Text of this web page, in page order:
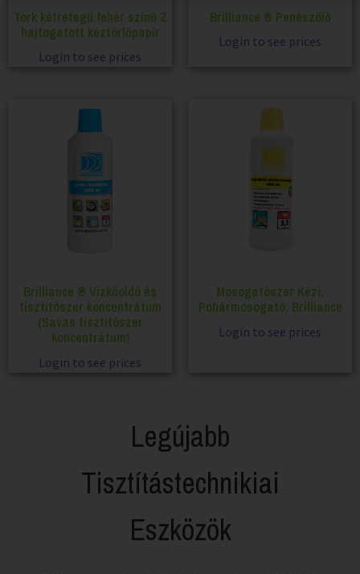
Tork kétrétegű fehér színű Z
hajtogatott kéztörlőpapír
Login to see prices
Brilliance ® Penészölő
Login to see prices
Brilliance ® Vízkőoldó és
tisztítószer koncentrátum
(Savas tisztítószer
koncentrátum)
Login to see prices
Mosogatószer Kézi,
Pohármosogató, Brilliance
Login to see prices
Legújabb
Tisztítástechnikiai
Eszközök